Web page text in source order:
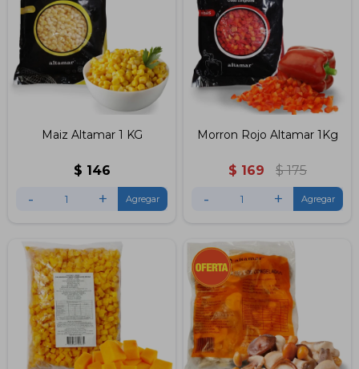
Maiz Altamar 1 KG
$ 146
- +
Morron Rojo Altamar 1Kg
$ 169 $ 175
- +